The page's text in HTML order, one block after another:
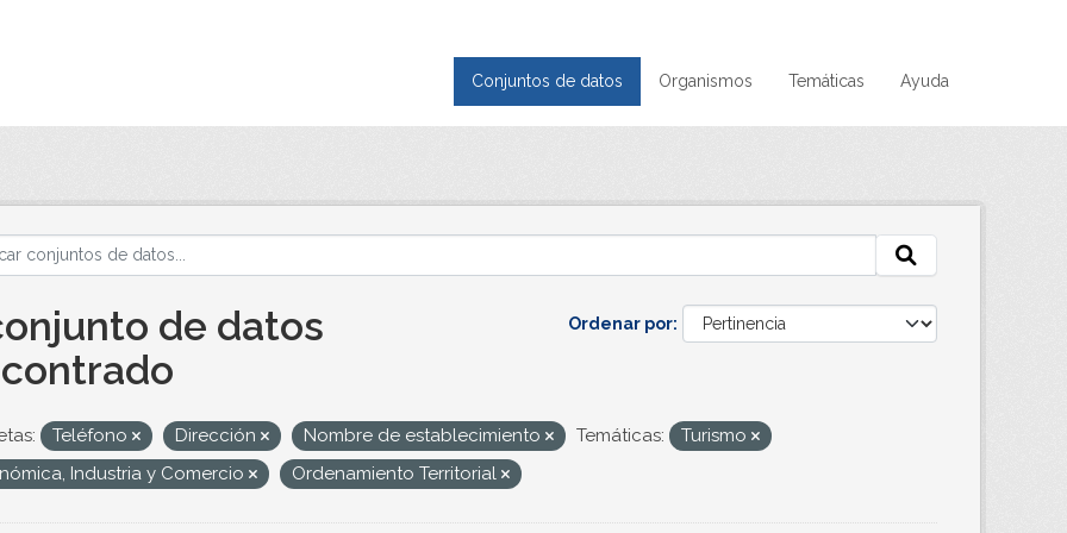
Conjuntos de datos Organismos Temáticas Ayuda
Ordenar por
de datos
Teléfono Dirección Nombre de establecimiento Temáticas:
Turismo
Industria y Comercio
Ordenamiento Territorial